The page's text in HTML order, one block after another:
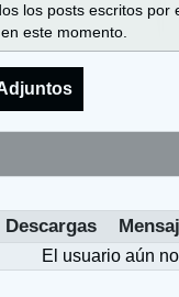
los posts escritos
este momento.
Descargas
El usuario aún